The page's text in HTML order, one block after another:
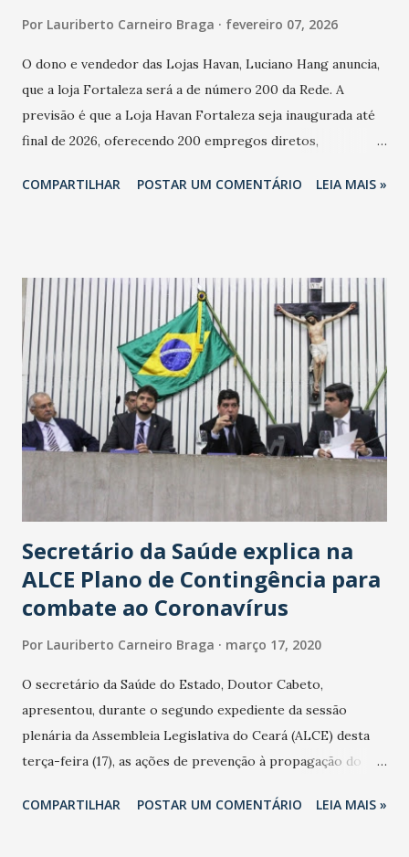
Por Lauriberto Carneiro Braga fevereiro 07, 2026
O dono e vendedor das Lojas Havan, Luciano Hang anuncia,
que a loja Fortaleza será a de número 200 da Rede. A
previsão é que a Loja Havan Fortaleza seja inaugurada até
final de 2026, oferecendo 200 empregos diretos,
Havan Fortaleza ainda não foi anunciada oficialmente, mas
COMPARTILHAR POSTAR UM COMENTÁRIO LEIA MAIS »
Secretário da Saúde explica na
ALCE Plano de Contingência para
combate ao Coronavírus
Por Lauriberto Carneiro Braga março 17, 2020
O secretário da Saúde do Estado, Doutor Cabeto,
apresentou, durante o segundo expediente da sessão
plenária da Assembleia Legislativa do Ceará (ALCE) desta
terça-feira (17), as ações de prevenção à propagação do
adotadas pelo Governo do Estado na contenção da
COMPARTILHAR POSTAR UM COMENTÁRIO LEIA MAIS »